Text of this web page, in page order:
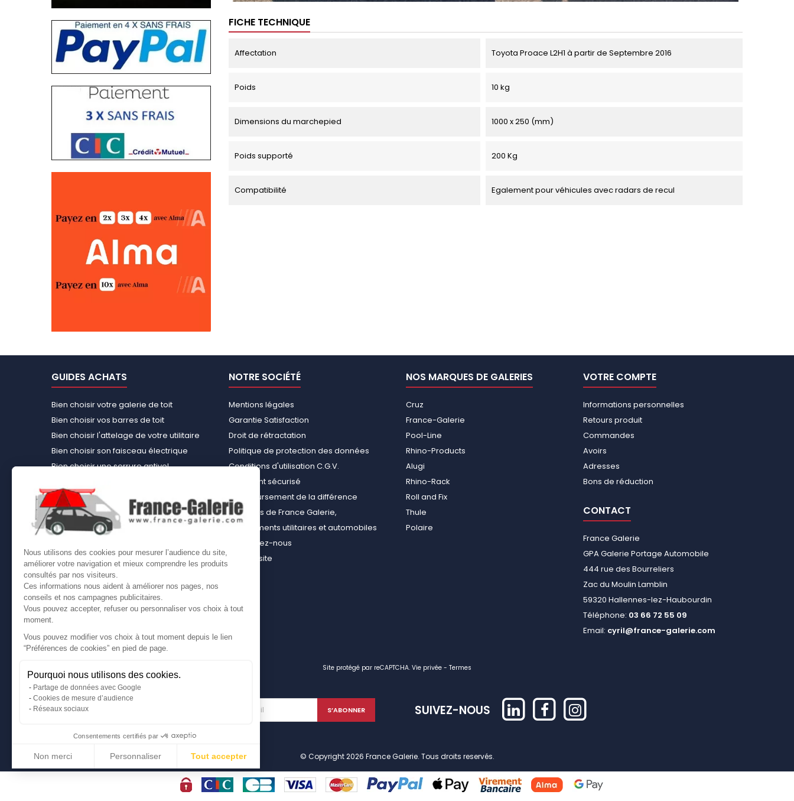
Nous utilisons des cookies pour mesurer l’audience du site,
améliorer votre navigation et mieux comprendre les produits
consultés par nos visiteurs.
Ces informations nous aident à améliorer nos pages, nos
conseils et nos campagnes publicitaires.
Vous pouvez accepter, refuser ou personnaliser vos choix à tout
moment.
Vous pouvez modifier vos choix à tout moment depuis le lien
“Préférences de cookies” en pied de page.
Pourquoi nous utilisons des cookies.
Partage de données avec Google
Cookies de mesure d’audience
Réseaux sociaux
Consentements certifiés par
Non merci Personnaliser Tout accepter
Axeptio consent
Plateforme de Gestion du Consentement : Personnalisez vos Options
Notre plateforme vous permet d'adapter et de gérer vos paramètres de confidentialité, en garantissant la conformité avec les réglementations. Personnalisez vos préférences pour contrôler la manière dont vos informations sont
Gérer mes cookies
FICHE TECHNIQUE
Affectation Toyota Proace L2H1 à partir de Septembre 2016
Poids 10 kg
Dimensions du marchepied 1000 x 250 (mm)
Poids supporté 200 Kg
Compatibilité Egalement pour véhicules avec radars de recul
GUIDES ACHATS
Bien choisir votre galerie de toit
Bien choisir vos barres de toit
Bien choisir l'attelage de votre utilitaire
Bien choisir son faisceau électrique
Bien choisir une serrure antivol
Choisir le kit d’aménagement loisirs
démontable idéal
Bien choisir un kit d’habillage bois ou un
Bien choisir son coffre sur attelage
Comment bien choisir son coffre de toit
NOTRE SOCIÉTÉ
Mentions légales
Garantie Satisfaction
Droit de rétractation
Politique de protection des données
Conditions d'utilisation C.G.V.
Paiement sécurisé
Remboursement de la différence
À propos de France Galerie,
équipements utilitaires et automobiles
Contactez-nous
Plan du site
NOS MARQUES DE GALERIES
Cruz
France-Galerie
Pool-Line
Rhino-Products
Alugi
Rhino-Rack
Roll and Fix
Thule
Polaire
VOTRE COMPTE
Informations personnelles
Retours produit
Commandes
Avoirs
Adresses
Bons de réduction
CONTACT
France Galerie
GPA Galerie Portage Automobile
444 rue des Bourreliers
Zac du Moulin Lamblin
59320 Hallennes-lez-Haubourdin
Téléphone: 03 66 72 55 09
Email: cyril@france-galerie.com
Site protégé par reCAPTCHA. Vie privée - Termes
LETTRE D'INFORMATIONS SUIVEZ-NOUS
© Copyright 2026 France Galerie. Tous droits reservés.